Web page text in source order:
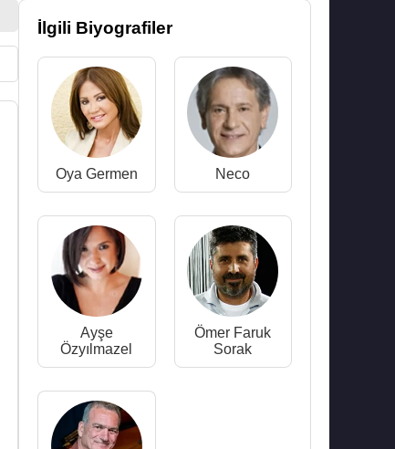
İlgili Biyografiler
Oya Germen Neco
Ayşe
Özyılmazel
Ömer Faruk
Sorak